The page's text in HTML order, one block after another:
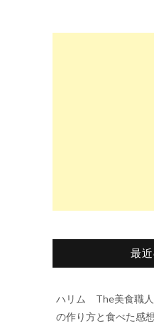
最
ハリム The美食職人
の作り方と食べた感想